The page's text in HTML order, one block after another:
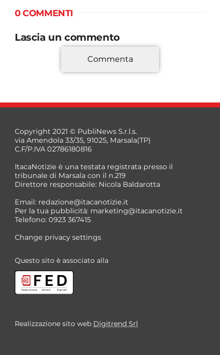
0 COMMENTI
Lascia un commento
*
*
Commenta
Copyright 2021 © PubliNews S.r.l.s.
via Amendola 33/35, 91025, Marsala(TP)
C.F/P.IVA 02786180816
ItacaNotizie è una testata registrata presso il
tribunale di Marsala con il n.219
Direttore responsabile: Nicola Baldarotta
Email: redazione@itacanotizie.it
Per la tua pubblicità: marketing@itacanotizie.it
Telefono: 0923 367415
Change privacy settings
Questo sito è associato alla
Realizzazione sito web Digitrend Srl